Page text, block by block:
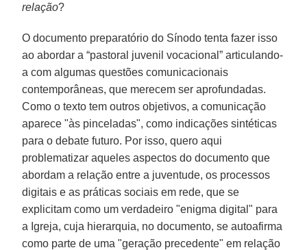
relação?
O documento preparatório do Sínodo tenta fazer isso
ao abordar a “pastoral juvenil vocacional” articulando-
a com algumas questões comunicacionais
contemporâneas, que merecem ser aprofundadas.
Como o texto tem outros objetivos, a comunicação
aparece "às pinceladas", como indicações sintéticas
para o debate futuro. Por isso, quero aqui
problematizar aqueles aspectos do documento que
abordam a relação entre a juventude, os processos
digitais e as práticas sociais em rede, que se
explicitam como um verdadeiro "enigma digital" para
a Igreja, cuja hierarquia, no documento, se autoafirma
como parte de uma "geração precedente" em relação